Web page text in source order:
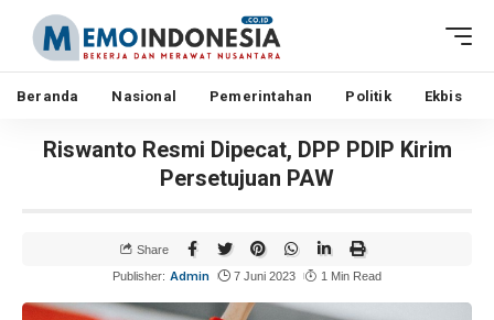
Beranda Nasional Pemerintahan Politik Ekbis
Riswanto Resmi Dipecat, DPP PDIP Kirim
Persetujuan PAW
Publisher: Admin 7 Juni 2023 1 Min Read
Share